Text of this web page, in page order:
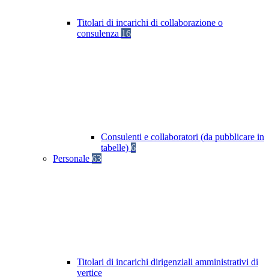
Titolari di incarichi di collaborazione o
consulenza 16
Consulenti e collaboratori (da pubblicare in
tabelle) 6
Personale 63
Titolari di incarichi dirigenziali amministrativi di
vertice